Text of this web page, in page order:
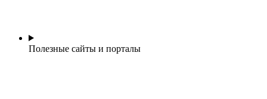
Полезные сайты и порталы